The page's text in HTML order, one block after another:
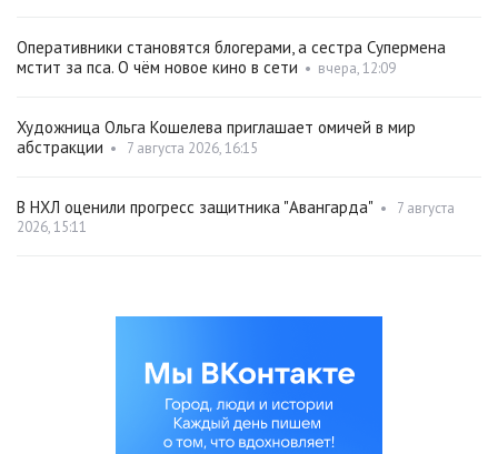
Оперативники становятся блогерами, а сестра Супермена
мстит за пса. О чём новое кино в сети • вчера, 12:09
Художница Ольга Кошелева приглашает омичей в мир
абстракции • 7 августа 2026, 16:15
В НХЛ оценили прогресс защитника "Авангарда" •
7 августа
2026, 15:11